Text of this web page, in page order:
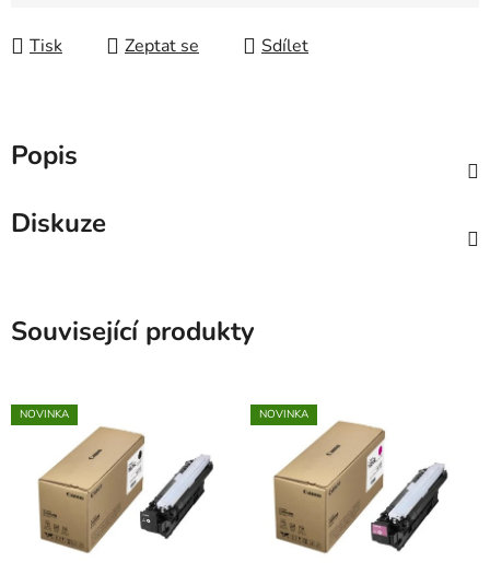
Tisk Zeptat se Sdílet
Popis
Diskuze
Související produkty
NOVINKA NOVINKA